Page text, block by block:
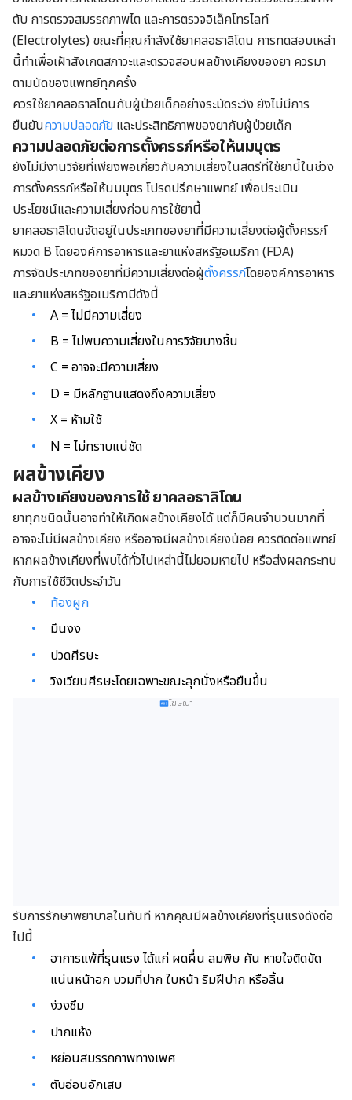
ตับ การตรวจสมรรถภาพไต และการตรวจอิเล็คโทรไลท์
(Electrolytes) ขณะที่คุณกำลังใช้ยาคลอธาลิโดน การทดสอบเหล่า
นี้ทำเพื่อเฝ้าสังเกตสภาวะและตรวจสอบผลข้างเคียงของยา ควรมา
ตามนัดของแพทย์ทุกครั้ง
ควรใช้ยาคลอธาลิโดนกับผู้ป่วยเด็กอย่างระมัดระวัง ยังไม่มีการ
ยืนยันความปลอดภัย และประสิทธิภาพของยากับผู้ป่วยเด็ก
ความปลอดภัยต่อการตั้งครรภ์หรือให้นมบุตร
ยังไม่มีงานวิจัยที่เพียงพอเกี่ยวกับความเสี่ยงในสตรีที่ใช้ยานี้ในช่วง
การตั้งครรภ์หรือให้นมบุตร โปรดปรึกษาแพทย์ เพื่อประเมิน
ประโยชน์และความเสี่ยงก่อนการใช้ยานี้
ยาคลอธาลิโดนจัดอยู่ในประเภทของยาที่มีความเสี่ยงต่อผู้ตั้งครรภ์
หมวด B โดยองค์การอาหารและยาแห่งสหรัฐอเมริกา (FDA)
การจัดประเภทของยาที่มีความเสี่ยงต่อผู้ตั้งครรภ์โดยองค์การอาหาร
และยาแห่งสหรัฐอเมริกามีดังนี้
A = ไม่มีความเสี่ยง
B = ไม่พบความเสี่ยงในการวิจัยบางชิ้น
C = อาจจะมีความเสี่ยง
D = มีหลักฐานแสดงถึงความเสี่ยง
X = ห้ามใช้
N = ไม่ทราบแน่ชัด
ผลข้างเคียง
ผลข้างเคียงของการใช้ ยาคลอธาลิโดน
ยาทุกชนิดนั้นอาจทำให้เกิดผลข้างเคียงได้ แต่ก็มีคนจำนวนมากที่
อาจจะไม่มีผลข้างเคียง หรืออาจมีผลข้างเคียงน้อย ควรติดต่อแพทย์
หากผลข้างเคียงที่พบได้ทั่วไปเหล่านี้ไม่ยอมหายไป หรือส่งผลกระทบ
กับการใช้ชีวิตประจำวัน
ท้องผูก
มึนงง
ปวดศีรษะ
วิงเวียนศีรษะโดยเฉพาะขณะลุกนั่งหรือยืนขึ้น
โฆษณา
รับการรักษาพยาบาลในทันที หากคุณมีผลข้างเคียงที่รุนแรงดังต่อ
ไปนี้
อาการแพ้ที่รุนแรง ได้แก่ ผดผื่น ลมพิษ คัน หายใจติดขัด
แน่นหน้าอก บวมที่ปาก ใบหน้า ริมฝีปาก หรือลิ้น
ง่วงซึม
ปากแห้ง
หย่อนสมรรถภาพทางเพศ
ตับอ่อนอักเสบ